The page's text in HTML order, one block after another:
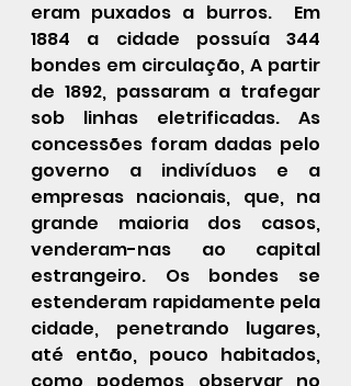
eram puxados a burros.  Em
1884 a cidade possuía 344
bondes em circulação, A partir
de 1892, passaram a trafegar
sob linhas eletrificadas. As
concessões foram dadas pelo
governo a indivíduos e a
empresas nacionais, que, na
grande maioria dos casos,
venderam-nas ao capital
estrangeiro. Os bondes se
estenderam rapidamente pela
cidade, penetrando lugares,
até então, pouco habitados,
como podemos observar no